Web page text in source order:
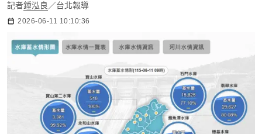
記者鍾泓良 ／台北報導
2026-06-11 10:10:36